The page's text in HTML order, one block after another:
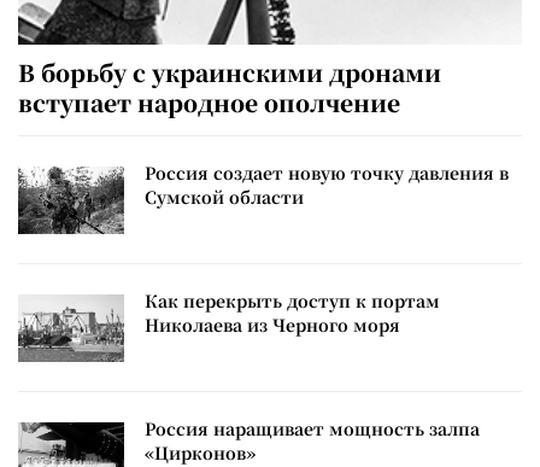
В борьбу с украинскими дронами
вступает народное ополчение
Россия создает новую точку давления в
Сумской области
Как перекрыть доступ к портам
Николаева из Черного моря
Россия наращивает мощность залпа
«Цирконов»